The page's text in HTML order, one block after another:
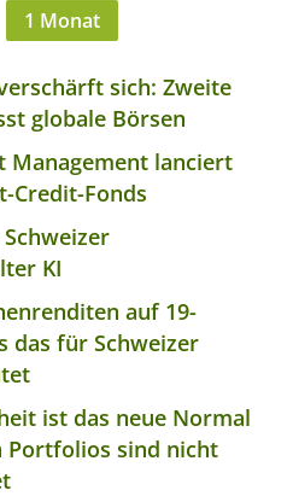
1 Monat
sich: Zweite
globale Börsen
Management lanciert
Credit-Fonds
KI
auf 19-
das für Schweizer
ist das neue Normal
Portfolios sind nicht